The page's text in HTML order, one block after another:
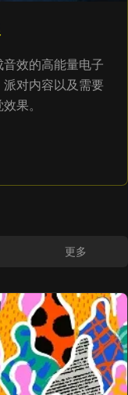
效的高能量电子
对内容以及需要
果。
更多